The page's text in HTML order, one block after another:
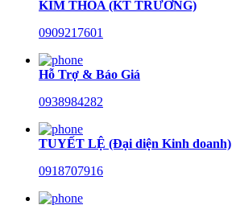
KIM THOA (KT TRƯỞNG)
0909217601
Hỗ Trợ & Báo Giá
0938984282
TUYẾT LỆ (Đại diện Kinh doanh)
0918707916